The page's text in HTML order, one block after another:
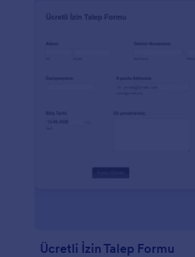
Ücretli İzin Talep Formu